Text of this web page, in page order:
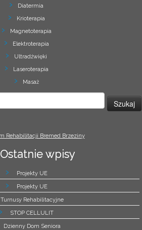
Diatermia
Krioterapia
Magnetoterapia
Elektroterapia
Ultradźwięki
Laseroterapia
Masaż
Ostatnie wpisy
Projekty UE
Projekty UE
Turnusy Rehabilitacyjne
STOP CELLULIT
Dzienny Dom Seniora